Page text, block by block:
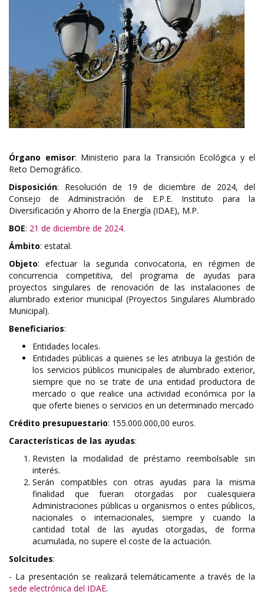
Órgano emisor: Ministerio para la Transición Ecológica y el
Reto Demográfico.
Disposición: Resolución de 19 de diciembre de 2024, del
Consejo de Administración de E.P.E. Instituto para la
Diversificación y Ahorro de la Energía (IDAE), M.P.
BOE: 21 de diciembre de 2024.
Ámbito: estatal.
Objeto: efectuar la segunda convocatoria, en régimen de
concurrencia competitiva, del programa de ayudas para
proyectos singulares de renovación de las instalaciones de
alumbrado exterior municipal (Proyectos Singulares Alumbrado
Municipal).
Beneficiarios:
Entidades locales.
Entidades públicas a quienes se les atribuya la gestión de
los servicios públicos municipales de alumbrado exterior,
siempre que no se trate de una entidad productora de
mercado o que realice una actividad económica por la
que oferte bienes o servicios en un determinado mercado
Crédito presupuestario: 155.000.000,00 euros.
Características de las ayudas:
Revisten la modalidad de préstamo reembolsable sin
interés.
Serán compatibles con otras ayudas para la misma
finalidad que fueran otorgadas por cualesquiera
Administraciones públicas u organismos o entes públicos,
nacionales o internacionales, siempre y cuando la
cantidad total de las ayudas otorgadas, de forma
acumulada, no supere el coste de la actuación.
Solcitudes:
- La presentación se realizará telemáticamente a través de la
sede electrónica del IDAE.